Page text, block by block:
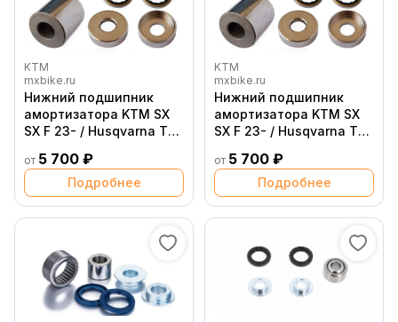
KTM
mxbike.ru
Нижний подшипник
амортизатора KTM SX
SX F 23- / Husqvarna TC
GasGas MC EC 24-
от 5 700 ₽
Подробнее
KTM
mxbike.ru
Нижний подшипник
амортизатора KTM SX
SX F 23- / Husqvarna TC
GasGas MC EC 24-
от 5 700 ₽
Подробнее